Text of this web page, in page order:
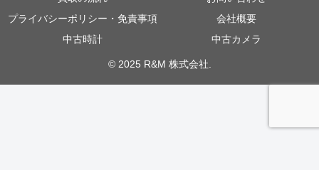
プライバシーポリシー・免責事項
会社概要
中古時計
中古カメラ
© 2025 R&M 株式会社.